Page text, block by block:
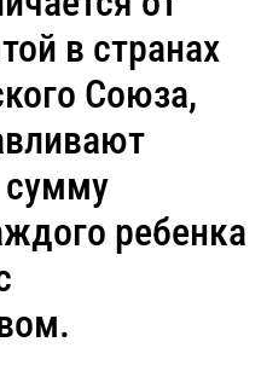
в странах
Союза,
ребенка